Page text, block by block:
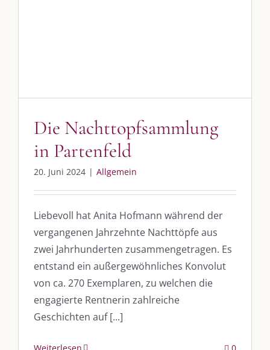
Die Nachttopfsammlung
in Partenfeld
20. Juni 2024 | Allgemein
Liebevoll hat Anita Hofmann während der
vergangenen Jahrzehnte Nachttöpfe aus
zwei Jahrhunderten zusammengetragen. Es
entstand ein außergewöhnliches Konvolut
von ca. 270 Exemplaren, zu welchen die
engagierte Rentnerin zahlreiche
Geschichten auf [...]